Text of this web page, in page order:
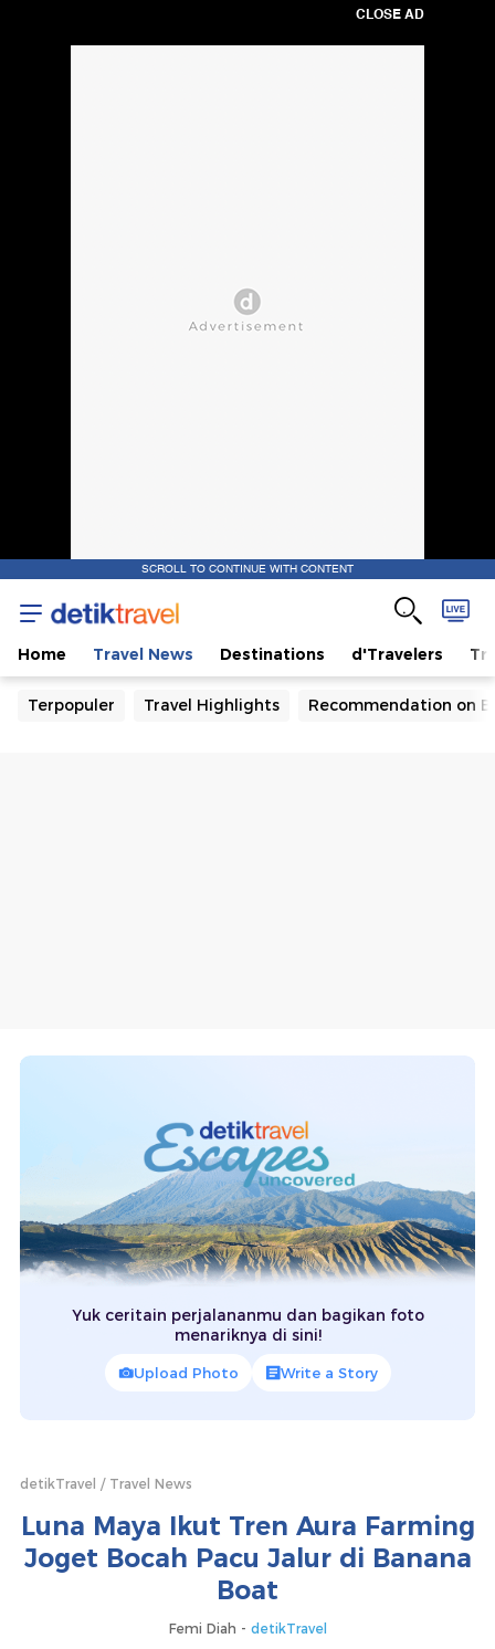
CLOSE AD
SCROLL TO CONTINUE WITH CONTENT
Home Travel News Destinations d'Travelers
Terpopuler Travel Highlights Recommendation on
Yuk ceritain perjalananmu dan bagikan foto
menariknya di sini!
Upload Photo Write a Story
detikTravel Travel News
Luna Maya Ikut Tren Aura Farming
Joget Bocah Pacu Jalur di Banana
Boat
Femi Diah - detikTravel